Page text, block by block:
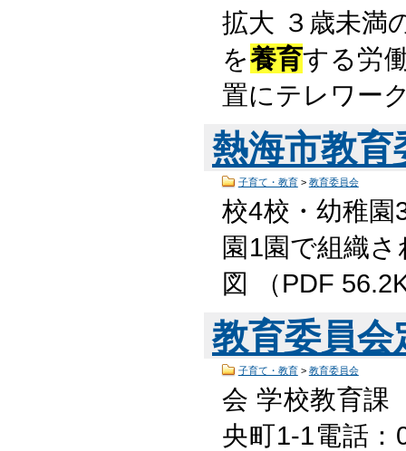
拡大 ３歳未満
を養育する労
置にテレワー
熱海市教
子育て・教育> 教育委員会
校4校・幼稚園
園1園で組織
図 （PDF
教育委員
子育て・教育> 教育委員会
会 学校教育
央町1-1電話